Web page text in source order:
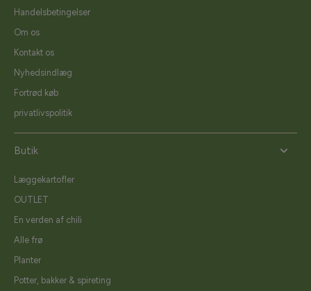
Handelsbetingelser
Om os
Kontakt os
Nyhedsindlæg
Fortrød køb
privatlivspolitik
Butik
Læggekartofler
OUTLET
En verden af chili
Alle frø
Planter
Potter, bakker & spireting